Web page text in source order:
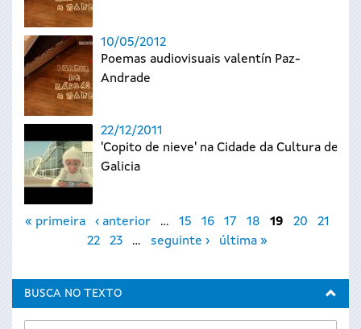
10/05/2012
Poemas audiovisuais valentín Paz-
Andrade
22/12/2011
'Copito de nieve' na Cidade da Cultura de
Galicia
Páxinas
« primeira ‹ anterior … 15 16 17 18 19 20
21
22
23 … seguinte › última »
BUSCA NO TEXTO